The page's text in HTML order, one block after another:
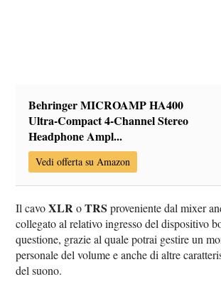
Behringer MICROAMP HA400
Ultra-Compact 4-Channel Stereo
Headphone Ampl...
Vedi offerta su Amazon
Il cavoXLRoTRS proveniente dal mixer
collegato al relativo ingresso del dispositivo
questione, grazie al quale potrai gestire un
personale del volume e anche di altre
del suono.